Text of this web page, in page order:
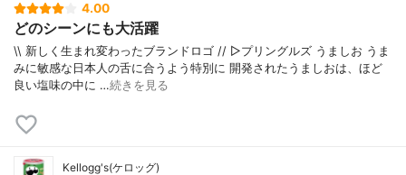
4.00
どのシーンにも大活躍
\\ 新しく生まれ変わったブランドロゴ // ▷プリングルズ うましお うま
みに敏感な日本人の舌に合うよう特別に 開発されたうましおは、ほど
良い塩味の中に …続きを見る
Kellogg's(ケロッグ)